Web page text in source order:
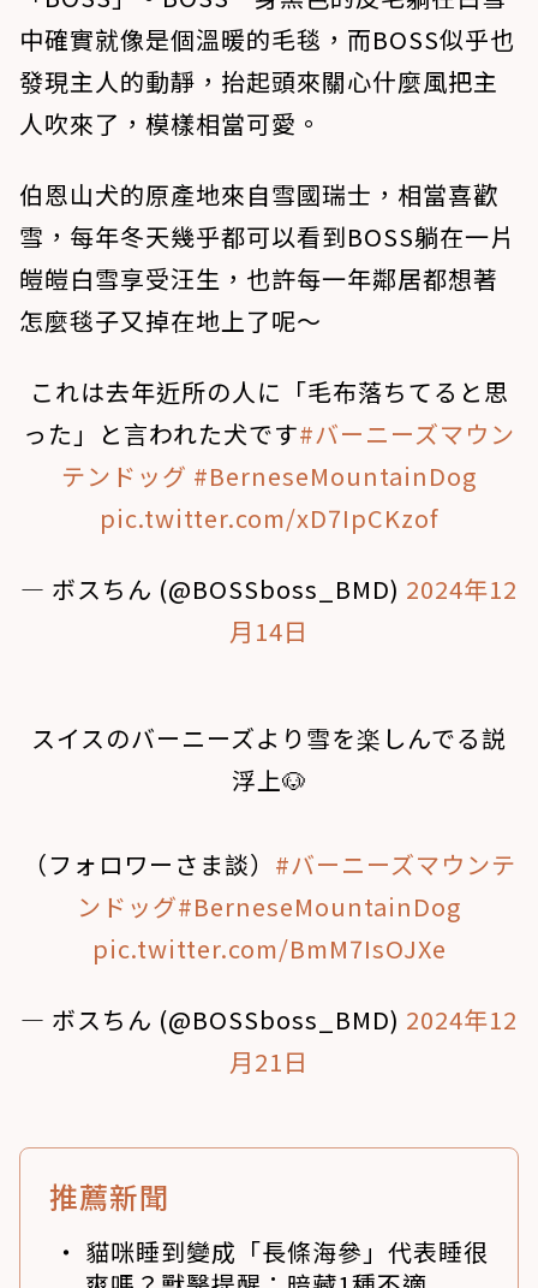
中確實就像是個溫暖的毛毯，而BOSS似乎也
發現主人的動靜，抬起頭來關心什麼風把主
人吹來了，模樣相當可愛。
伯恩山犬的原產地來自雪國瑞士，相當喜歡
雪，每年冬天幾乎都可以看到BOSS躺在一片
皚皚白雪享受汪生，也許每一年鄰居都想著
怎麼毯子又掉在地上了呢～
これは去年近所の人に「毛布落ちてると思
った」と言われた犬です#バーニーズマウン
テンドッグ #BerneseMountainDog
pic.twitter.com/xD7IpCKzof
— ボスちん (@BOSSboss_BMD) 2024年12
月14日
スイスのバーニーズより雪を楽しんでる説
浮上🐶
（フォロワーさま談） #バーニーズマウンテ
ンドッグ#BerneseMountainDog
pic.twitter.com/BmM7IsOJXe
— ボスちん (@BOSSboss_BMD) 2024年12
月21日
推薦新聞
貓咪睡到變成「長條海參」代表睡很